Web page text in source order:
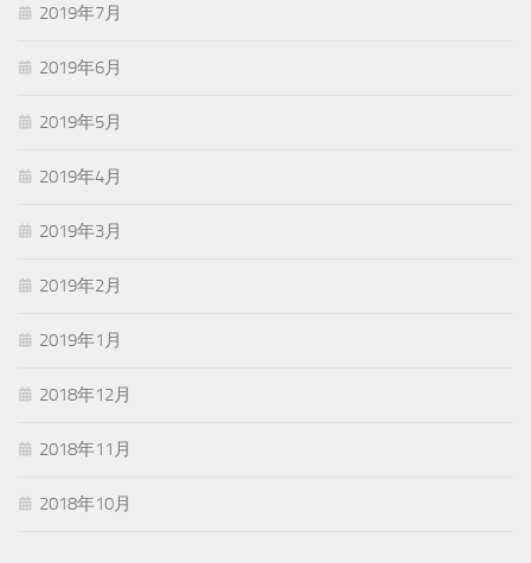
2019年7月
2019年6月
2019年5月
2019年4月
2019年3月
2019年2月
2019年1月
2018年12月
2018年11月
2018年10月